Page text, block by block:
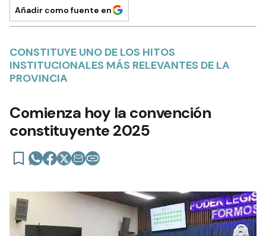
Añadir como fuente en
CONSTITUYE UNO DE LOS HITOS
INSTITUCIONALES MÁS RELEVANTES DE LA
PROVINCIA
Comienza hoy la convención
constituyente 2025